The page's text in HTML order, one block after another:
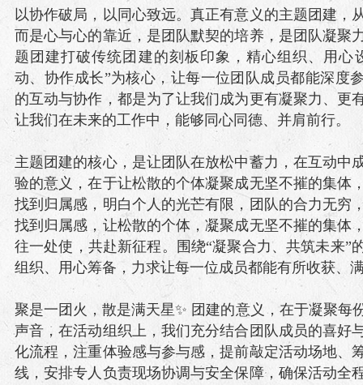
以协作破局，以同心致远。真正有意义的主题团建，
而是心与心的靠近，是团队默契的培养，是团队凝聚
题团建打破传统团建的刻板印象，精心组织、用心
动、协作成长”为核心，让每一位团队成员都能深度
的互动与协作，都是为了让我们成为更有凝聚力、更
让我们在未来的工作中，能够同心同德、并肩前行。
主题团建的核心，是让团队在放松中蓄力，在互动中
验的意义，在于让松散的个体凝聚成无坚不摧的集体
找到归属感，明白个人的光芒有限，团队的合力无穷
找到归属感，让松散的个体，凝聚成无坚不摧的集体
往一处使，共赴新征程。围绕“凝聚合力、共筑未来”
组织、用心筹备，力求让每一位成员都能有所收获、
聚是一团火，散是满天星✨ 团建的意义，在于凝聚每
声音，在活动组织上，我们充分结合团队成员的喜好
化流程，注重体验感与参与感，提前敲定活动场地、
线，安排专人负责现场协调与安全保障，确保活动全